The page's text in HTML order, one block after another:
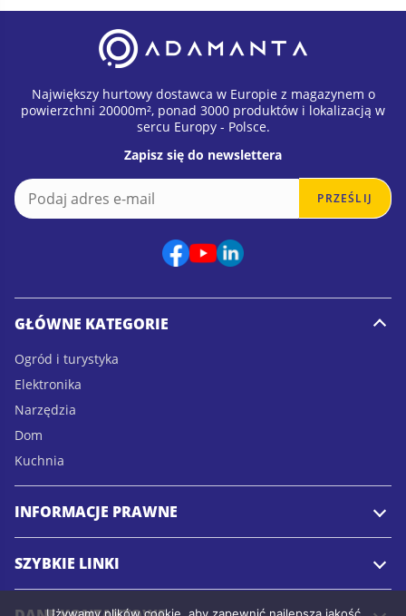
Największy hurtowy dostawca w Europie z magazynem o
powierzchni 20000m², ponad 3000 produktów i lokalizacją w
sercu Europy - Polsce.
Zapisz się do newslettera
a
m
a
i
E
m
PRZEŚLIJ
GŁÓWNE KATEGORIE
Ogród i turystyka
Elektronika
Narzędzia
Dom
Kuchnia
INFORMACJE PRAWNE
SZYBKIE LINKI